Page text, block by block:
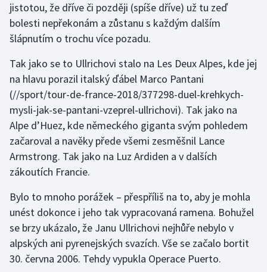
Plavání
Plážový volejbal
Ragby
Rychlobruslení
Rychlostní kanoistika
Short track
Stolní tenis
Triatlon
jistotou, že dříve či později (spíše dříve) už tu zeď
bolesti nepřekonám a zůstanu s každým dalším
šlápnutím o trochu více pozadu.
Tak jako se to Ullrichovi stalo na Les Deux Alpes, kde jej
na hlavu porazil italský ďábel Marco Pantani
(//sport/tour-de-france-2018/377298-duel-krehkych-
mysli-jak-se-pantani-vzeprel-ullrichovi). Tak jako na
Alpe d’Huez, kde německého giganta svým pohledem
začaroval a navěky přede všemi zesměšnil Lance
Armstrong. Tak jako na Luz Ardiden a v dalších
zákoutích Francie.
Bylo to mnoho porážek – přespříliš na to, aby je mohla
unést dokonce i jeho tak vypracovaná ramena. Bohužel
se brzy ukázalo, že Janu Ullrichovi nejhůře nebylo v
alpských ani pyrenejských svazích. Vše se začalo bortit
30. června 2006. Tehdy vypukla Operace Puerto.